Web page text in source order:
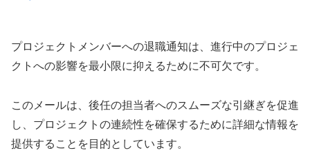
プロジェクトメンバーへの退職通知は、進行中のプロジェ
クトへの影響を最小限に抑えるために不可欠です。
このメールは、後任の担当者へのスムーズな引継ぎを促進
し、プロジェクトの連続性を確保するために詳細な情報を
提供することを目的としています。